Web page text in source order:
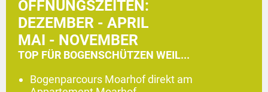
ÖFFNUNGSZEITEN:
DEZEMBER - APRIL
MAI - NOVEMBER
TOP FÜR BOGENSCHÜTZEN WEIL...
Bogenparcours Moarhof direkt am